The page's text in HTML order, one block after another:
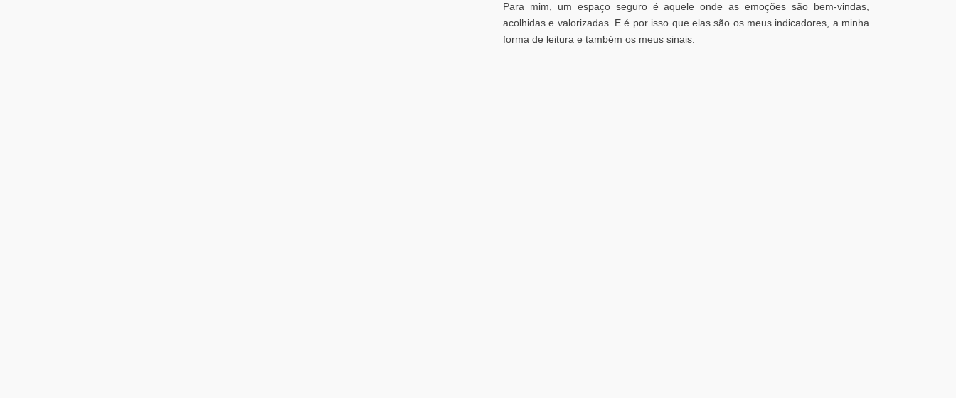
Para mim, um espaço seguro é aquele onde as emoções são bem-vindas,
acolhidas e valorizadas. E é por isso que elas são os meus indicadores, a minha
forma de leitura e também os meus sinais.